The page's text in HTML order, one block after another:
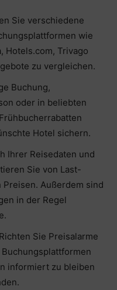
Sie verschiedene
wie
Hotels.com, Trivago
zu vergleichen.
Buchung,
oder in beliebten
Hotel sichern.
Ihrer Reisedaten und
Sie von Last-
Außerdem sind
in der Regel
Sie Preisalarme
informiert zu bleiben